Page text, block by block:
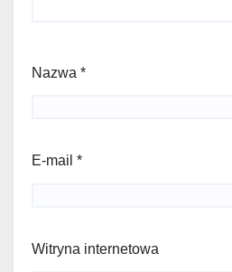
Nazwa *
E-mail *
Witryna internetowa